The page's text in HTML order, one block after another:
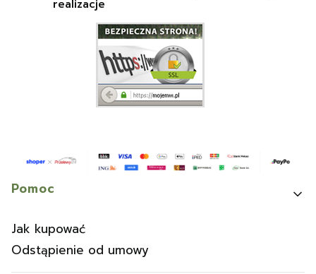
realizacje
Linki w stopce
Pomoc
Jak kupować
Odstąpienie od umowy